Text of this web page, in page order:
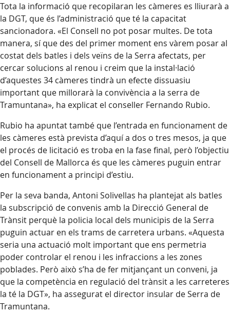
Tota la informació que recopilaran les càmeres es lliurarà a
la DGT, que és l’administració que té la capacitat
sancionadora. «El Consell no pot posar multes. De tota
manera, sí que des del primer moment ens vàrem posar al
costat dels batles i dels veïns de la Serra afectats, per
cercar solucions al renou i creim que la instal·lació
d’aquestes 34 càmeres tindrà un efecte dissuasiu
important que millorarà la convivència a la serra de
Tramuntana», ha explicat el conseller Fernando Rubio.
Rubio ha apuntat també que l’entrada en funcionament de
les càmeres està prevista d’aquí a dos o tres mesos, ja que
el procés de licitació es troba en la fase final, però l’objectiu
del Consell de Mallorca és que les càmeres puguin entrar
en funcionament a principi d’estiu.
Per la seva banda, Antoni Solivellas ha plantejat als batles
la subscripció de convenis amb la Direcció General de
Trànsit perquè la policia local dels municipis de la Serra
puguin actuar en els trams de carretera urbans. «Aquesta
seria una actuació molt important que ens permetria
poder controlar el renou i les infraccions a les zones
poblades. Però això s’ha de fer mitjançant un conveni, ja
que la competència en regulació del trànsit a les carreteres
la té la DGT», ha assegurat el director insular de Serra de
Tramuntana.